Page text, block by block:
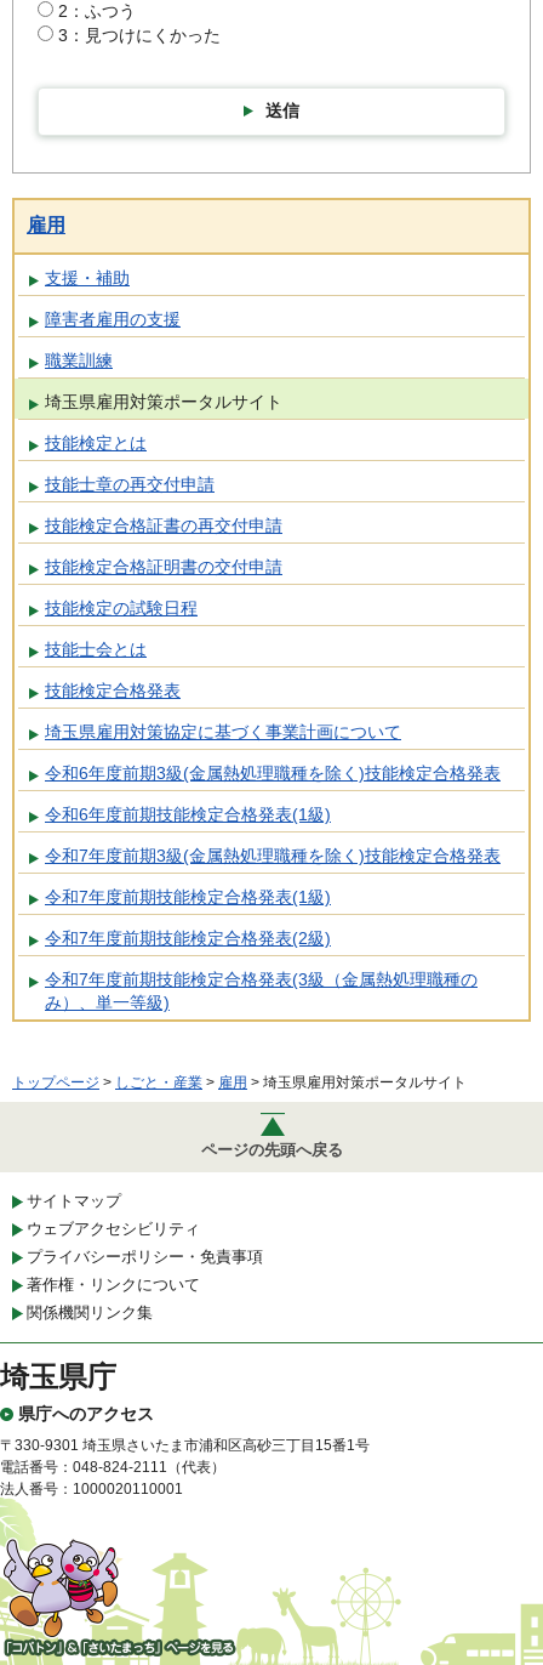
2：ふつう
3：見つけにくかった
送信
雇用
支援・補助
障害者雇用の支援
職業訓練
埼玉県雇用対策ポータルサイト
技能検定とは
技能士章の再交付申請
技能検定合格証書の再交付申請
技能検定合格証明書の交付申請
技能検定の試験日程
技能士会とは
技能検定合格発表
埼玉県雇用対策協定に基づく事業計画について
令和6年度前期3級(金属熱処理職種を除く)技能検定合格発表
令和6年度前期技能検定合格発表(1級)
令和7年度前期3級(金属熱処理職種を除く)技能検定合格発表
令和7年度前期技能検定合格発表(1級)
令和7年度前期技能検定合格発表(2級)
令和7年度前期技能検定合格発表(3級（金属熱処理職種の
み）、単一等級)
トップページ > しごと・産業 > 雇用 > 埼玉県雇用対策ポータルサイト
ページの先頭へ戻る
サイトマップ
ウェブアクセシビリティ
プライバシーポリシー・免責事項
著作権・リンクについて
関係機関リンク集
埼玉県庁
県庁へのアクセス
〒330-9301 埼玉県さいたま市浦和区高砂三丁目15番1号
電話番号：048-824-2111（代表）
法人番号：1000020110001
「コバトン」&「さいたまっ